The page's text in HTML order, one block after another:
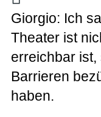
Giorgio: Ich
Theater ist
erreichbar
Barrieren
haben.